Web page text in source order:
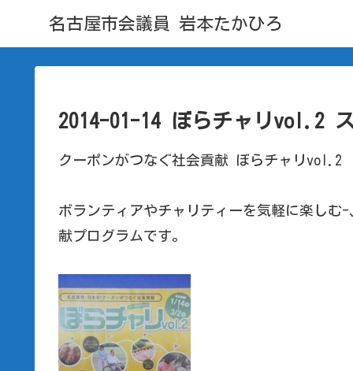
名古屋市会議員 岩本たかひろ
2014-01-14 ぼらチャリvol.2
クーポンがつなぐ社会貢献 ぼらチャリvol.2
ボランティアやチャリティーを気軽に楽しむ
献プログラムです。